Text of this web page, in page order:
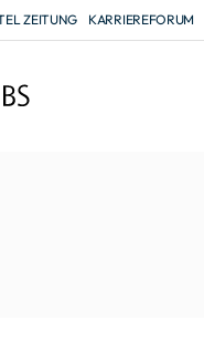
ZEITUNG KARRIEREFORUM